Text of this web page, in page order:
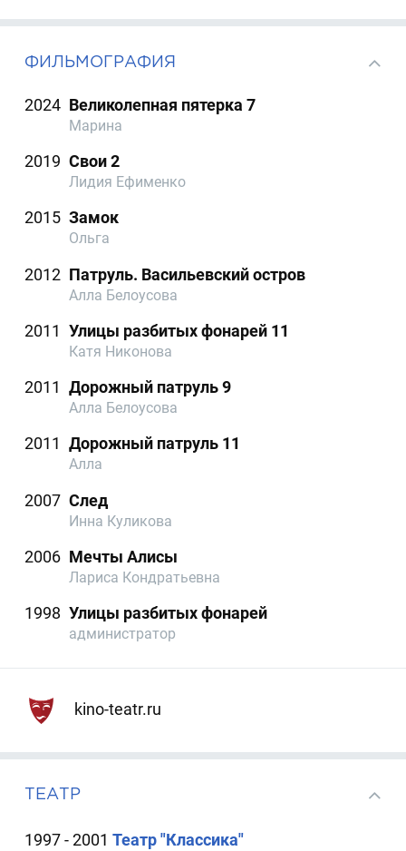
ФИЛЬМОГРАФИЯ
2024 Великолепная пятерка 7
Марина
2019 Свои 2
Лидия Ефименко
2015 Замок
Ольга
2012 Патруль. Васильевский остров
Алла Белоусова
2011 Улицы разбитых фонарей 11
Катя Никонова
2011 Дорожный патруль 9
Алла Белоусова
2011 Дорожный патруль 11
Алла
2007 След
Инна Куликова
2006 Мечты Алисы
Лариса Кондратьевна
1998 Улицы разбитых фонарей
администратор
kino-teatr.ru
ТЕАТР
1997 - 2001Театр "Классика"